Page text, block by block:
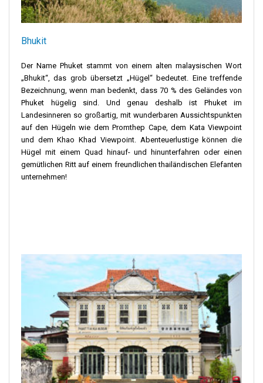
Bhukit
Der Name Phuket stammt von einem alten malaysischen Wort
„Bhukit“, das grob übersetzt „Hügel“ bedeutet. Eine treffende
Bezeichnung, wenn man bedenkt, dass 70 % des Geländes von
Phuket hügelig sind. Und genau deshalb ist Phuket im
Landesinneren so großartig, mit wunderbaren Aussichtspunkten
auf den Hügeln wie dem Promthep Cape, dem Kata Viewpoint
und dem Khao Khad Viewpoint. Abenteuerlustige können die
Hügel mit einem Quad hinauf- und hinunterfahren oder einen
gemütlichen Ritt auf einem freundlichen thailändischen Elefanten
unternehmen!